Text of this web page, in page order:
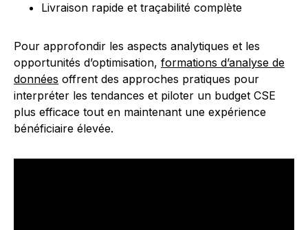
Livraison rapide et traçabilité complète
Pour approfondir les aspects analytiques et les
opportunités d’optimisation, formations d’analyse de
données offrent des approches pratiques pour
interpréter les tendances et piloter un budget CSE
plus efficace tout en maintenant une expérience
bénéficiaire élevée.